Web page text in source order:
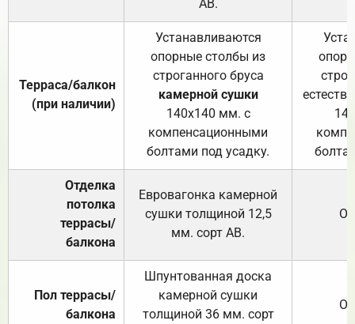
АВ.
Терраса/балкон
(при наличии)
Устанавливаются
опорные столбы из
строганного бруса
камерной сушки
140х140 мм. с
компенсационными
болтами под усадку.
Отделка
потолка
террасы/
балкона
Евровагонка камерной
сушки толщиной 12,5
мм. сорт АВ.
Пол террасы/
балкона
Шпунтованная доска
камерной сушки
толщиной 36 мм. сорт